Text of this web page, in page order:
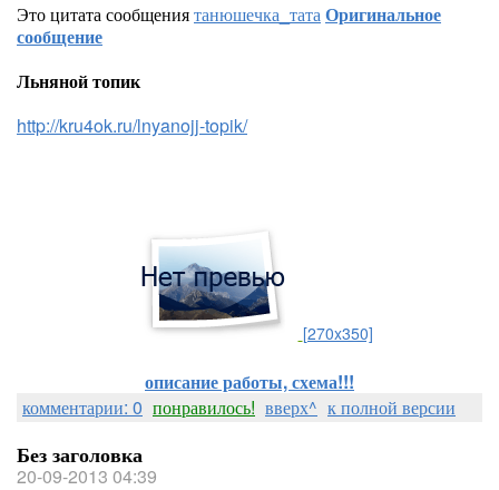
Это цитата сообщениятанюшечка_татаОригинальное
сообщение
Льняной топик
http://kru4ok.ru/lnyanojj-topik/
[270x350]
описание работы, схема!!!
комментарии: 0 понравилось! вверх^ к полной версии
Без заголовка
20-09-2013 04:39